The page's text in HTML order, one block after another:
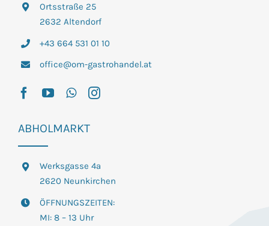
Ortsstraße 25
2632 Altendorf
+43 664 531 01 10
office@om-gastrohandel.at
ABHOLMARKT
Werksgasse 4a
2620 Neunkirchen
ÖFFNUNGSZEITEN:
MI: 8 – 13 Uhr